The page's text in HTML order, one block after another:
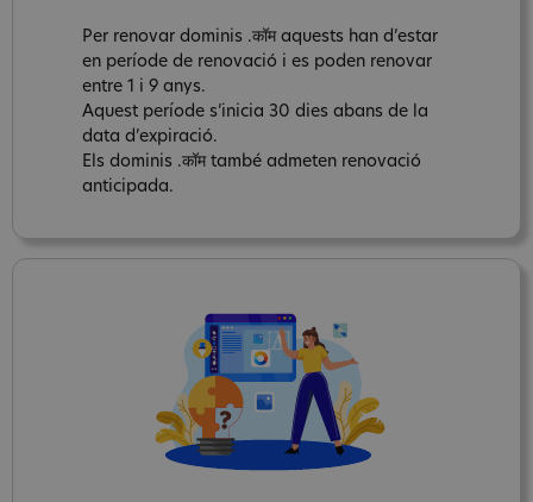
Per renovar dominis .कॉम aquests han d’estar
en període de renovació i es poden renovar
entre 1 i 9 anys.
Aquest període s’inicia 30 dies abans de la
data d’expiració.
Els dominis .कॉम també admeten renovació
anticipada.